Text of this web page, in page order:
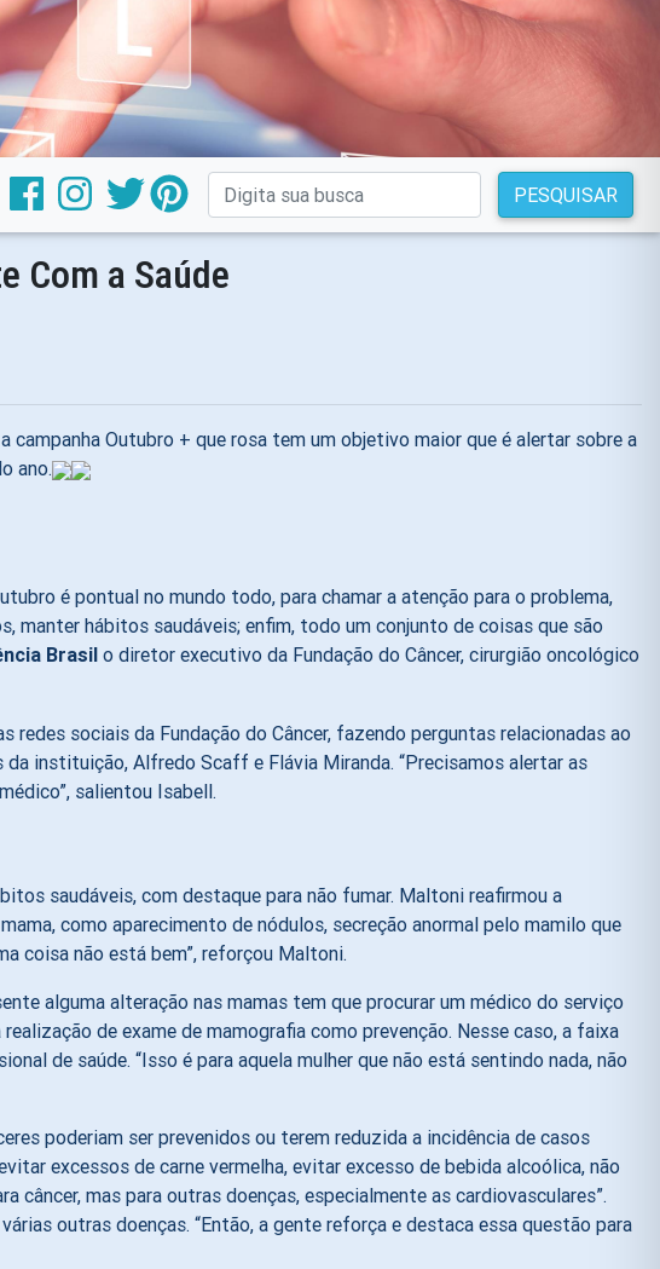
PESQUISAR
Com a Saúde
campanha Outubro + que rosa tem um objetivo maior que é alertar sobre a
ano.
é pontual no mundo todo, para chamar a atenção para o problema,
manter hábitos saudáveis; enfim, todo um conjunto de coisas que são
Brasilo diretor executivo da Fundação do Câncer, cirurgião oncológico
sociais da Fundação do Câncer, fazendo perguntas relacionadas ao
instituição, Alfredo Scaff e Flávia Miranda. “Precisamos alertar as
salientou Isabell.
saudáveis, com destaque para não fumar. Maltoni reafirmou a
como aparecimento de nódulos, secreção anormal pelo mamilo que
coisa não está bem”, reforçou Maltoni.
alguma alteração nas mamas tem que procurar um médico do serviço
de exame de mamografia como prevenção. Nesse caso, a faixa
de saúde. “Isso é para aquela mulher que não está sentindo nada, não
poderiam ser prevenidos ou terem reduzida a incidência de casos
excessos de carne vermelha, evitar excesso de bebida alcoólica, não
mas para outras doenças, especialmente as cardiovasculares”.
outras doenças. “Então, a gente reforça e destaca essa questão para